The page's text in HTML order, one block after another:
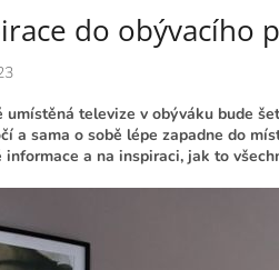
do obývacího
umístěná televize v obýváku bude
a sama o sobě lépe zapadne do
informace a na inspiraci, jak to